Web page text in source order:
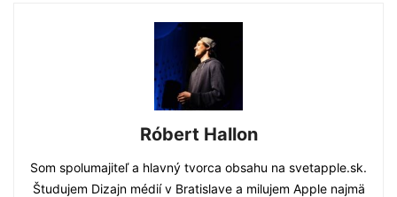
Róbert Hallon
Som spolumajiteľ a hlavný tvorca obsahu na svetapple.sk.
Študujem Dizajn médií v Bratislave a milujem Apple najmä